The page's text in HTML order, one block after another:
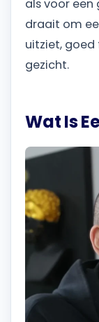
als voor
draait om
uitziet,
gezicht.
Wat Is